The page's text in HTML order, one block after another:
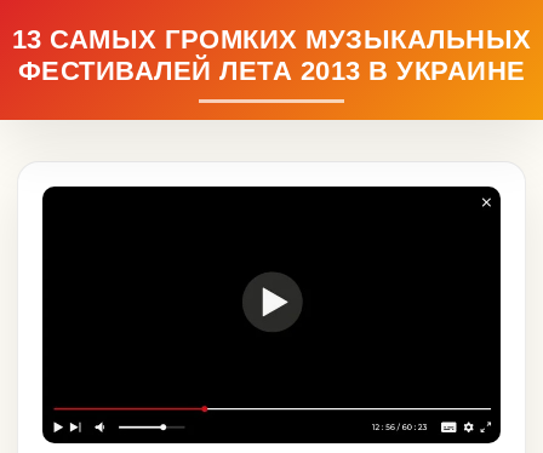
13 САМЫХ ГРОМКИХ МУЗЫКАЛЬНЫХ
ФЕСТИВАЛЕЙ ЛЕТА 2013 В УКРАИНЕ